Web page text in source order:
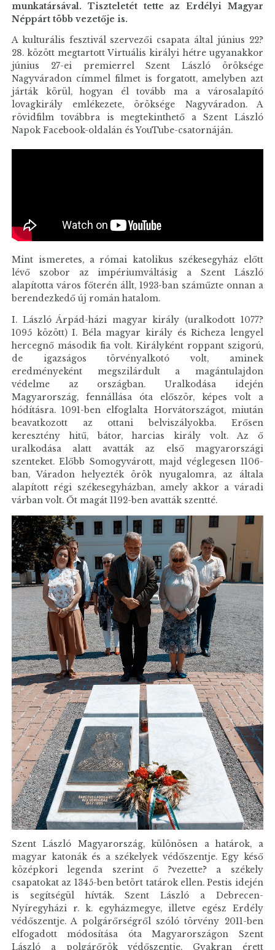
munkatársával. Tiszteletét tette az Erdélyi Magyar
Néppárt több vezetője is.
A kulturális fesztivál szervezői csapata által június 22?
28. között megtartott Virtuális királyi hétre ugyanakkor
június 27-ei premierrel Szent László öröksége
Nagyváradon címmel filmet is forgatott, amelyben azt
járták körül, hogyan él tovább ma a városalapító
lovagkirály emlékezete, öröksége Nagyváradon. A
rövidfilm továbbra is megtekinthető a Szent László
Napok Facebook-oldalán és YouTube-csatornáján.
Mint ismeretes, a római katolikus székesegyház előtt
lévő szobor az impériumváltásig a Szent László
alapította város főterén állt, 1923-ban száműzte onnan a
berendezkedő új román hatalom.
I. László Árpád-házi magyar király (uralkodott 1077?
1095 között) I. Béla magyar király és Richeza lengyel
hercegnő második fia volt. Királyként roppant szigorú,
de igazságos törvényalkotó volt, aminek
eredményeként megszilárdult a magántulajdon
védelme az országban. Uralkodása idején
Magyarország, fennállása óta először, képes volt a
hódításra. 1091-ben elfoglalta Horvátországot, miután
beavatkozott az ottani belviszályokba. Erősen
keresztény hitű, bátor, harcias király volt. Az ő
uralkodása alatt avatták az első magyarországi
szenteket. Előbb Somogyvárott, majd véglegesen 1106-
ban, Váradon helyezték örök nyugalomra, az általa
alapított régi székesegyházban, amely akkor a váradi
várban volt. Őt magát 1192-ben avatták szentté.
Szent László Magyarország, különösen a határok, a
magyar katonák és a székelyek védőszentje. Egy késő
középkori legenda szerint ő ?vezette? a székely
csapatokat az 1345-ben betört tatárok ellen. Pestis idején
is segítségül hívták. Szent László a Debrecen-
Nyíregyházi r. k. egyházmegye, illetve egész Erdély
védőszentje. A polgárőrségről szóló törvény 2011-ben
elfogadott módosítása óta Magyarországon Szent
László a polgárőrök védőszentje. Gyakran érett